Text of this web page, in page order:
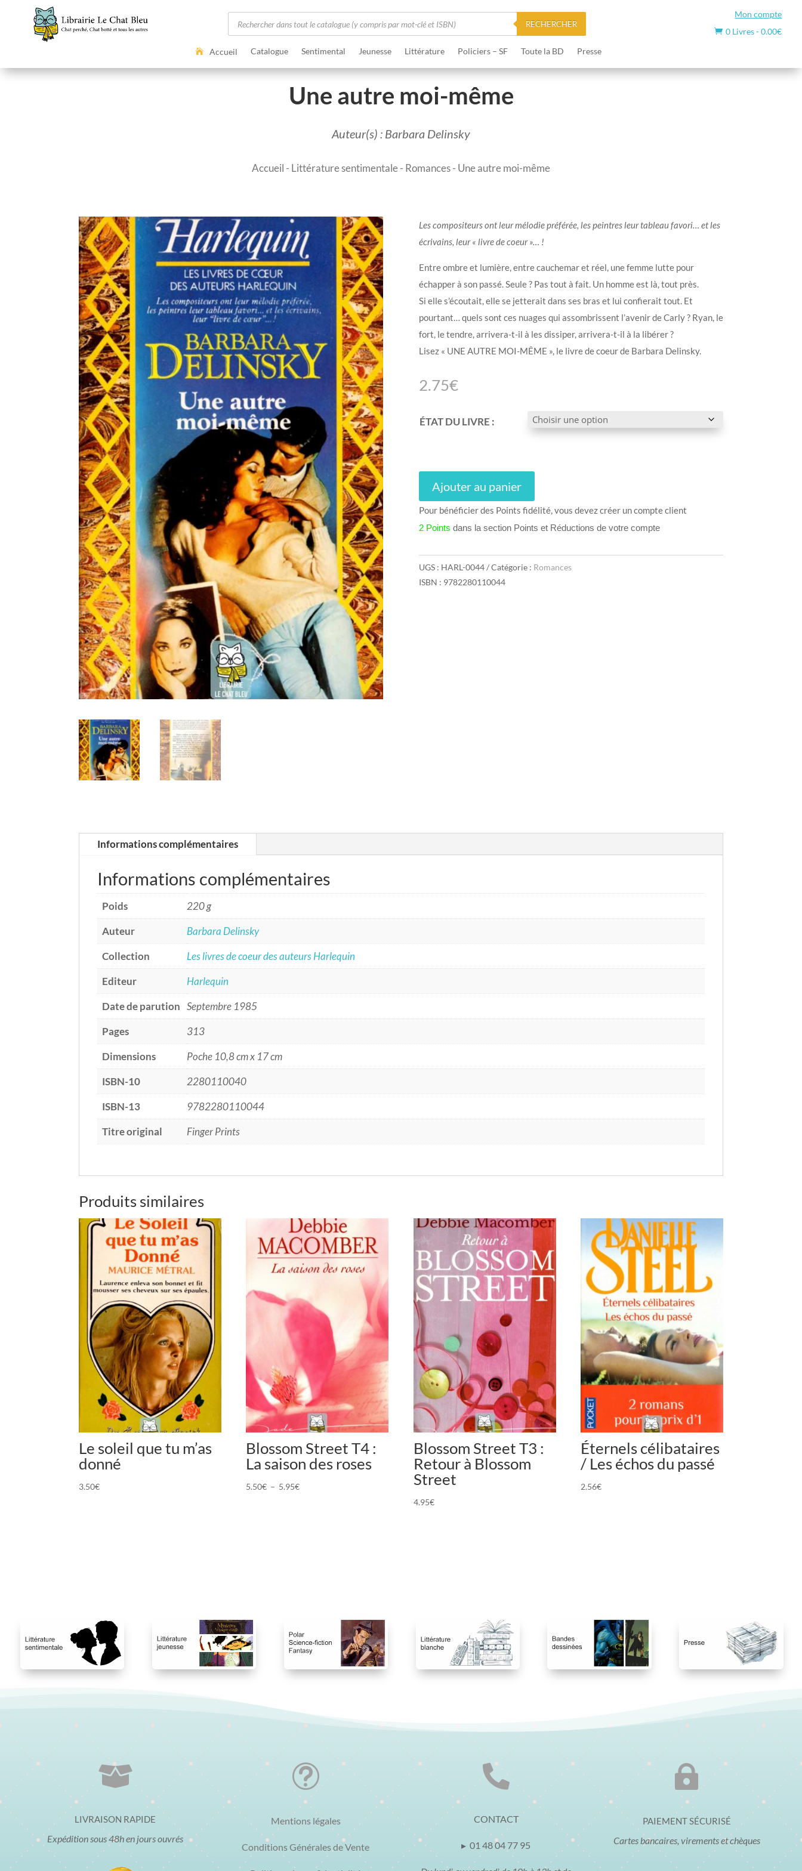
Recherche
de
produits
RECHERCHER
Mon compte
 0 Livres-0.00€
Accueil
Catalogue Sentimental Jeunesse Littérature Policiers – SF Toute la BD Presse
Une autre moi-même
Auteur(s) : Barbara Delinsky
Accueil - Littérature sentimentale- Romances- Une autre moi-même
Les compositeurs ont leur mélodie préférée, les peintres leur tableau favori… et les
écrivains, leur « livre de coeur »… !
Entre ombre et lumière, entre cauchemar et réel, une femme lutte pour
échapper à son passé. Seule ? Pas tout à fait. Un homme est là, tout près.
Si elle s’écoutait, elle se jetterait dans ses bras et lui confierait tout. Et
pourtant… quels sont ces nuages qui assombrissent l’avenir de Carly ? Ryan, le
fort, le tendre, arrivera-t-il à les dissiper, arrivera-t-il à la libérer ?
Lisez « UNE AUTRE MOI-MÊME », le livre de coeur de Barbara Delinsky.
2.75€
ÉTAT DU LIVRE :
Ajouter au panier
Pour bénéficier des Points fidélité, vous devez créer un compte client
2 Points dans la section Points et Réductions de votre compte
UGS : HARL-0044 Catégorie : Romances
ISBN : 9782280110044
Informations complémentaires
Informations complémentaires
Poids
220 g
Auteur
Barbara Delinsky
Collection
Les livres de coeur des auteurs Harlequin
Editeur
Harlequin
Date de parution Septembre 1985
Pages
313
Dimensions
Poche 10,8 cm x 17 cm
ISBN-10
2280110040
ISBN-13
9782280110044
Titre original
Finger Prints
Produits similaires
Le soleil que tu m’as
donné
3.50€
Blossom Street T4 :
La saison des roses
5.50€ – 5.95€Plage
Blossom Street T3 :
Retour à Blossom
Street
4.95€
Éternels célibataires
/ Les échos du passé
2.56€

LIVRAISON RAPIDE
Expédition sous 48h en jours ouvrés
t
Mentions légales
Conditions Générales de Vente

CONTACT
▸ 01 48 04 77 95

PAIEMENT SÉCURISÉ
Cartes bancaires, virements et chèques